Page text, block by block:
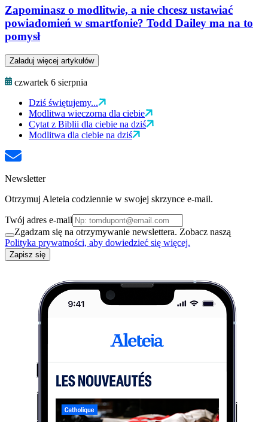
Zapominasz o modlitwie, a nie chcesz ustawiać
powiadomień w smartfonie? Todd Dailey ma na to
pomysł
Załaduj więcej artykułów
czwartek 6 sierpnia
Dziś świętujemy...
Modlitwa wieczorna dla ciebie
Cytat z Biblii dla ciebie na dziś
Modlitwa dla ciebie na dziś
Newsletter
Otrzymuj Aleteia codziennie w swojej skrzynce e-mail.
Twój adres e-mail
Zgadzam się na otrzymywanie newslettera. Zobacz naszą
Polityka prywatności, aby dowiedzieć się więcej.
Zapisz się